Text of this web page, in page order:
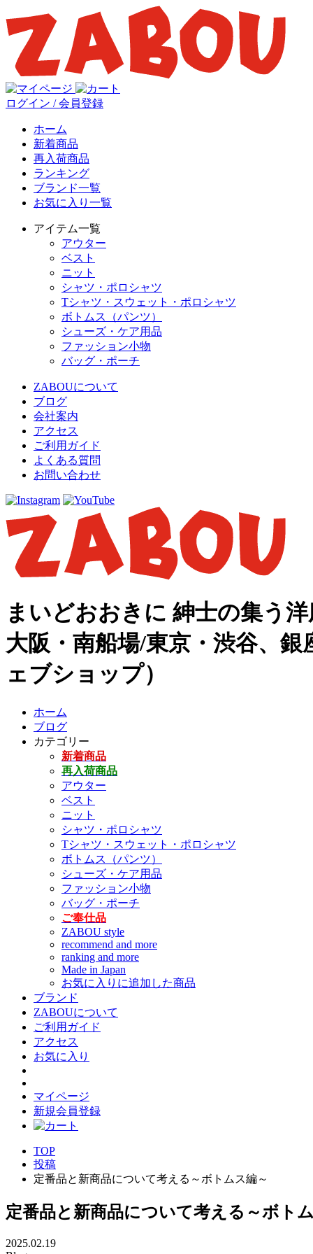
ログイン / 会員登録
ホーム
新着商品
再入荷商品
ランキング
ブランド一覧
お気に入り一覧
アイテム一覧
アウター
ベスト
ニット
シャツ・ポロシャツ
Tシャツ・スウェット・ポロシャツ
ボトムス（パンツ）
シューズ・ケア用品
ファッション小物
バッグ・ポーチ
ZABOUについて
ブログ
会社案内
アクセス
ご利用ガイド
よくある質問
お問い合わせ
まいどおおきに 紳士の集う
大阪・南船場/東京・渋谷、
ェブショップ）
ホーム
ブログ
カテゴリー
新着商品
再入荷商品
アウター
ベスト
ニット
シャツ・ポロシャツ
Tシャツ・スウェット・ポロシャツ
ボトムス（パンツ）
シューズ・ケア用品
ファッション小物
バッグ・ポーチ
ご奉仕品
ZABOU style
recommend and more
ranking and more
Made in Japan
お気に入りに追加した商品
ブランド
ZABOUについて
ご利用ガイド
アクセス
お気に入り
マイページ
新規会員登録
TOP
投稿
定番品と新商品について考える～ボトムス編～
定番品と新商品について考える～ボト
2025.02.19